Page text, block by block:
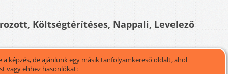
Költségtérítéses, Nappali, Levelező
képzés, de ajánlunk egy másik tanfolyamkereső oldalt, ahol
vagy ehhez hasonlókat: